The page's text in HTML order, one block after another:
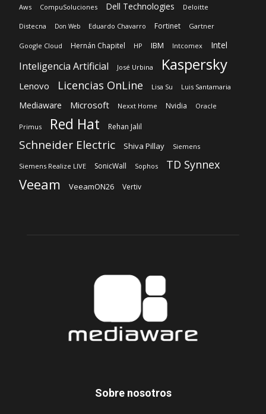
Aws CompuSoluciones Dell Technologies Deloitte
Distecna Don Web Eduardo Chavarro Fortinet Gartner
Google Cloud Hernán Chapitel HP IBM Intcomex Intel
Inteligencia Artificial José Urbina Kaspersky
Lenovo Licencias OnLine Lisa Su Luis Santamaria
Mediaware Microsoft Nexxt Home Nvidia Oracle
Primus Red Hat Rehan Jalil
Schneider Electric Shiva Pillay Siemens
Siemens Realize LIVE SonicWall Sophos TD Synnex
Veeam VeeamON26 Vertiv
Sobre nosotros